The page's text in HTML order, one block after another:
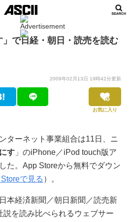
で日経・朝日・読売を読む
2009年02月13日 19時42分更新
お気に入り
ターネット事業組合は11日、ニ
す 」のiPhone／iPod touch版ア
た。App Storeから無料でダウン
で見る ）。
本経済新聞／朝日新聞／読売新
説を読み比べられるウェブサー